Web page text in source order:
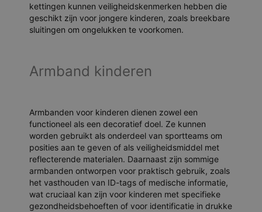
kettingen kunnen veiligheidskenmerken hebben die
geschikt zijn voor jongere kinderen, zoals breekbare
sluitingen om ongelukken te voorkomen.
Armband kinderen
Armbanden voor kinderen dienen zowel een
functioneel als een decoratief doel. Ze kunnen
worden gebruikt als onderdeel van sportteams om
posities aan te geven of als veiligheidsmiddel met
reflecterende materialen. Daarnaast zijn sommige
armbanden ontworpen voor praktisch gebruik, zoals
het vasthouden van ID-tags of medische informatie,
wat cruciaal kan zijn voor kinderen met specifieke
gezondheidsbehoeften of voor identificatie in drukke